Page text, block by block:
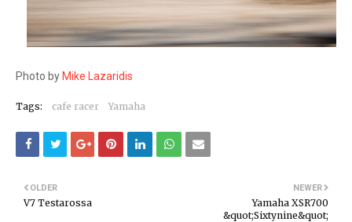
Photo by Mike Lazaridis
Tags: cafe racer Yamaha
NEWER
Yamaha XSR700
&quot;Sixtynine&quot;
OLDER
V7 Testarossa